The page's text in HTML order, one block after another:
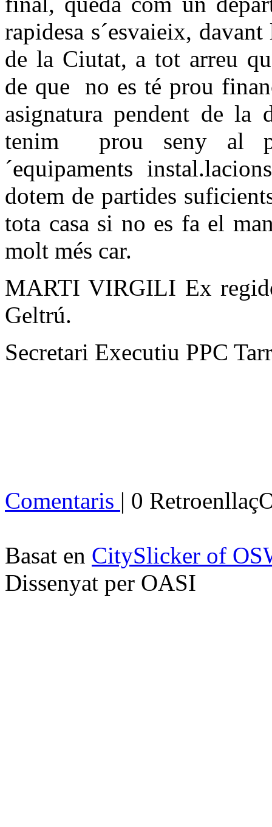
rapidesa s´esvaieix,
de la Ciutat, a tot arreu
de que no es té prou
asignatura pendent de la
tenim prou seny al
´equipaments
dotem de partides
tota casa si no es fa el
molt més car.
MARTI VIRGILI Ex
Geltrú.
Secretari Executiu PPC
Comentaris | 0
Basat en CitySlicker of
Dissenyat per OASI